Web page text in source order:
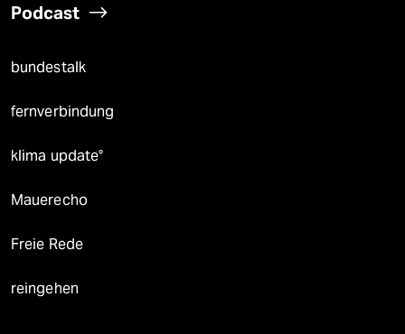
Podcast
bundestalk
fernverbindung
klima update°
Mauerecho
Freie Rede
reingehen